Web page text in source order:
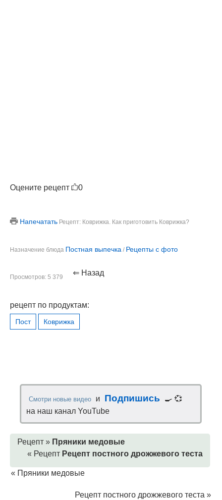
Оцените рецепт 0
Напечатать Рецепт: Коврижка. Как приготовить Коврижка?
Назначение блюда Постная выпечка / Рецепты с фото
Просмотров: 5 379 ⇐ Назад
рецепт по продуктам:
Пост Коврижка
Смотри новые видео и Подпишись
🍳 💞
на наш канал YouTube
Рецепт » Пряники медовые
« Рецепт Рецепт постного дрожжевого теста
« Пряники медовые
Рецепт постного дрожжевого теста »